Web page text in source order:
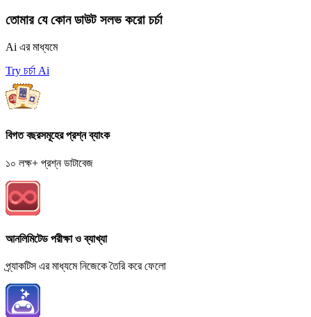
তোমার যে কোন ডাউট সলভ করো চর্চা
Ai এর মাধ্যমে
Try চর্চা Ai
বিগত বছরসমূহের প্রশ্ন ব্যাংক
১০ লক্ষ+ প্রশ্ন ডাটাবেজ
আনলিমিটেড পরীক্ষা ও ব্যাখ্যা
প্র্যাকটিস এর মাধ্যমে নিজেকে তৈরি করে ফেলো